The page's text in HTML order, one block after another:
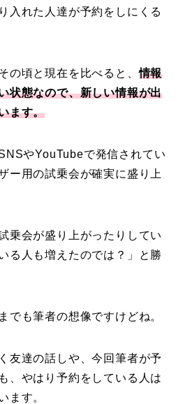
入れた人達が予約をしにくる
の頃と現在を比べると、情報
状態なので、新しい情報が出
ます。
やYouTubeで発信されてい
ー用の試乗会が確実に盛り上
乗会が盛り上がったりしてい
る人も増えたのでは？」と勝
でも筆者の想像ですけどね。
友達の話しや、今回筆者が予
、やはり予約をしている人は
ます。